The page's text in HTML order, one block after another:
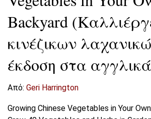
Backyard
κινέζικων
έκδοση στα
Από: Geri Harrington
Growing Chinese Vegetables in Your